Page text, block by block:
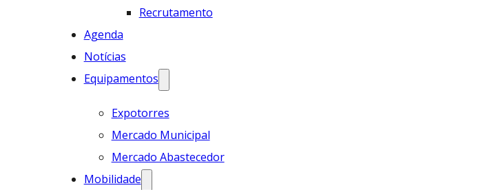
Recrutamento
Agenda
Notícias
Equipamentos
Expotorres
Mercado Municipal
Mercado Abastecedor
Mobilidade